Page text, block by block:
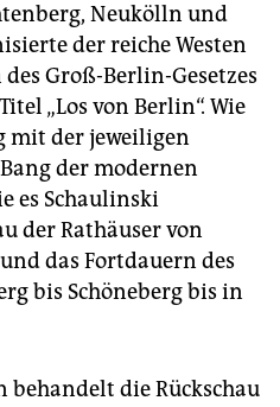
Neukölln und
der reiche Westen
Groß-Berlin-Gesetzes
„Los von Berlin“. Wie
mit der jeweiligen
der modernen
es Schaulinski
der Rathäuser von
das Fortdauern des
bis Schöneberg bis in
behandelt die Rückschau